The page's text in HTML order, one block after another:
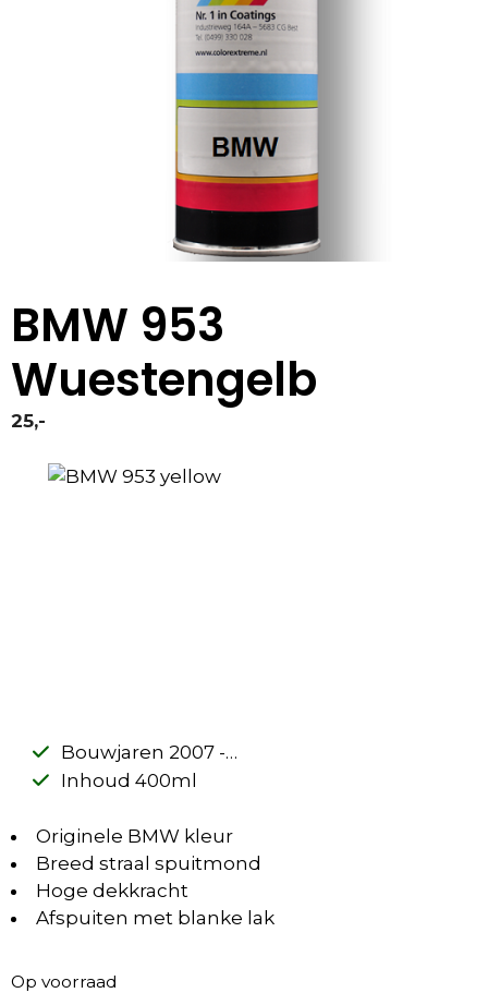
BMW 953
Wuestengelb
25,-
Bouwjaren 2007 -…
Inhoud 400ml
Originele BMW kleur
Breed straal spuitmond
Hoge dekkracht
Afspuiten met blanke lak
Op voorraad